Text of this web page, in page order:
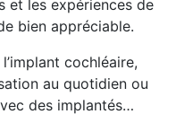
et les expériences de
bien appréciable.
cochléaire,
au quotidien ou
des implantés…